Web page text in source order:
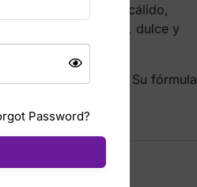
un toque afrutado cálido,
es un aroma suave, dulce y
queridas de la línea. Su fórmula
Password?